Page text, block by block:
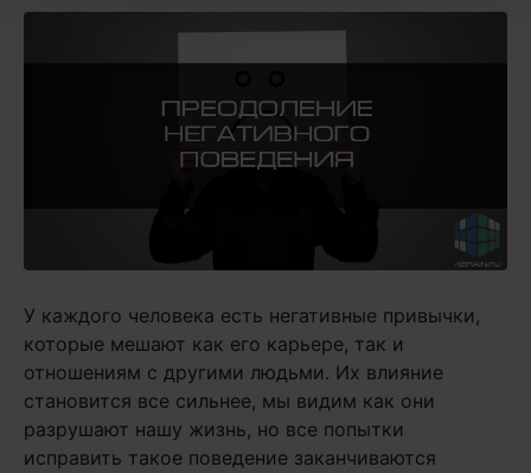
У каждого человека есть негативные привычки,
которые мешают как его карьере, так и
отношениям с другими людьми. Их влияние
становится все сильнее, мы видим как они
разрушают нашу жизнь, но все попытки
исправить такое поведение заканчиваются